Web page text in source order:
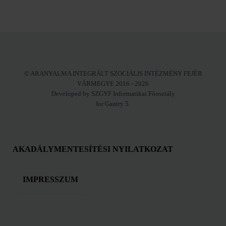
© ARANYALMA INTEGRÁLT SZOCIÁLIS INTÉZMÉNY FEJÉR
VÁRMEGYE 2016 - 2026
Developed by SZGYF Informatikai Főosztály
for Gantry 5.
AKADÁLYMENTESÍTÉSI NYILATKOZAT
IMPRESSZUM